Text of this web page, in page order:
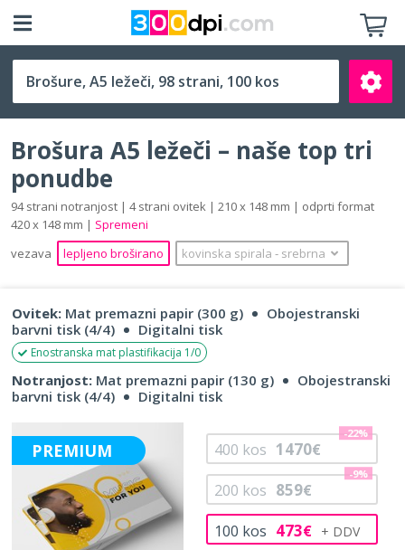
A5 ležeči (210 x 148 mm)
Išči
Brošura A5 ležeči – naše top tri
ponudbe
94 strani notranjost | 4 strani ovitek | 210 x 148 mm | odprti format
420 x 148 mm | Spremeni
vezava
lepljeno broširano kovinska spirala ‐ srebrna
Ovitek: Mat premazni papir (300 g)
Obojestranski
barvni tisk (4/4)
Digitalni tisk
Enostranska mat plastifikacija 1/0
Notranjost: Mat premazni papir (130 g)
Obojestranski
barvni tisk (4/4)
Digitalni tisk
PREMIUM
100 kos 473€
200 kos 859€
-9%
400 kos 1470€
-22%